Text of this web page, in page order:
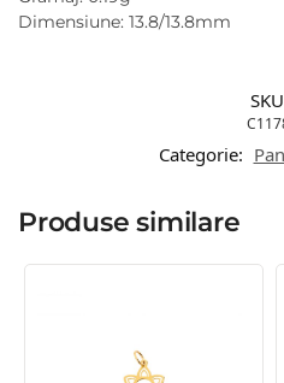
Dimensiune: 13.8/13.8mm
Categorie:
Produse similare